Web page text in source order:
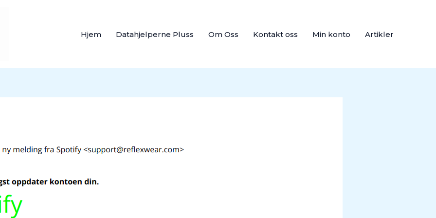
Hjem Datahjelperne Pluss Om Oss Kontakt oss Min konto Artikler